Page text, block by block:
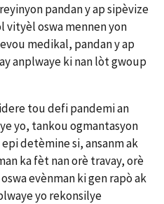
pandan y ap sipèvize
vityèl oswa mennen yon
medikal, pandan y ap
anplwaye ki nan lòt gwoup
tou defi pandemi an
yo, tankou ogmantasyon
detèmine si, ansanm ak
ka fèt nan orè travay, orè
evènman ki gen rapò ak
yo rekonsilye